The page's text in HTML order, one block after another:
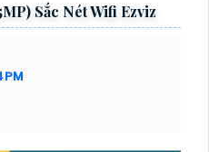
Sắc Nét Wifi Ezviz
PM